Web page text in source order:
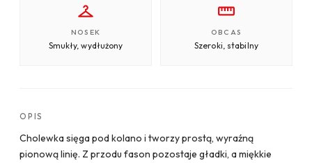
NOSEK
Smukły, wydłużony
OBCAS
Szeroki, stabilny
OPIS
Cholewka sięga pod kolano i tworzy prostą, wyraźną
pionową linię. Z przodu fason pozostaje gładki, a miękkie